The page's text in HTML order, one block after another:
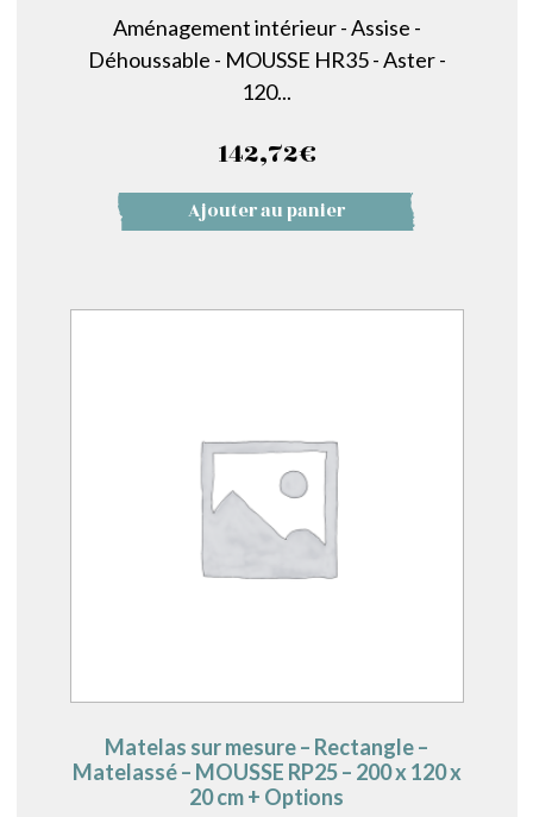
Aménagement intérieur - Assise -
Déhoussable - MOUSSE HR35 - Aster -
120...
142,72€
Ajouter au panier
Matelas sur mesure – Rectangle –
Matelassé – MOUSSE RP25 – 200 x 120 x
20 cm + Options